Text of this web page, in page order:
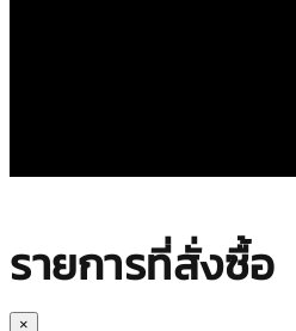
รายการที่สั่งซื้อ
×